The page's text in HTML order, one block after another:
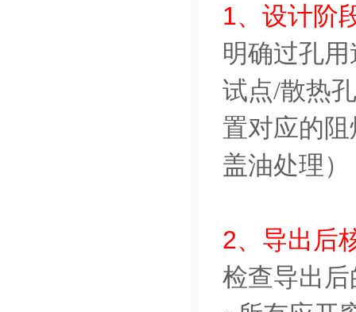
1、设计阶
明确过孔
试点/散热
置对应的阻
盖油处理）
2、导出后
检查导出后